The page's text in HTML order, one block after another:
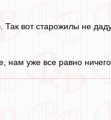
вот старожилы не
уже все равно ничего